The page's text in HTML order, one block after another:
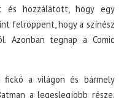
és hozzálátott, hogy egy
felröppent, hogy a színész
Azonban tegnap a Comic
fickó a világon és bármely
a legeslegjobb része.